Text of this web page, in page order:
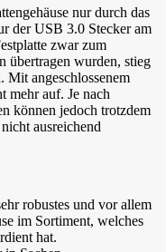
nur durch das
der USB 3.0 Stecker am
zwar zum
übertragen wurden, stieg
Mit angeschlossenem
mehr auf. Je nach
können jedoch trotzdem
ausreichend
robustes und vor allem
im Sortiment, welches
hat.